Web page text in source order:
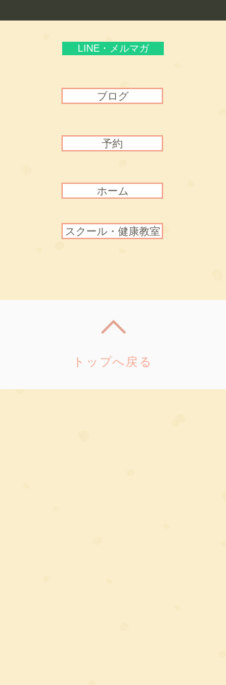
LINE・メルマガ
ブログ
予約
ホーム
スクール・健康教室
トップへ戻る